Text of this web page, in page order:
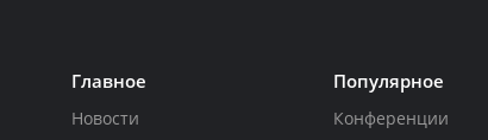
Главное
Новости
Популярное
Конференции